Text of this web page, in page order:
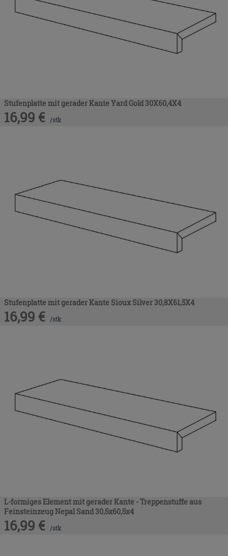
Stufenplatte mit gerader Kante Yard Gold 30X60,4X4
16,99 € /stk
Stufenplatte mit gerader Kante Sioux Silver 30,8X61,5X4
16,99 € /stk
L-formiges Element mit gerader Kante - Treppenstuffe aus
Feinsteinzeug Nepal Sand 30,5x60,5x4
16,99 € /stk